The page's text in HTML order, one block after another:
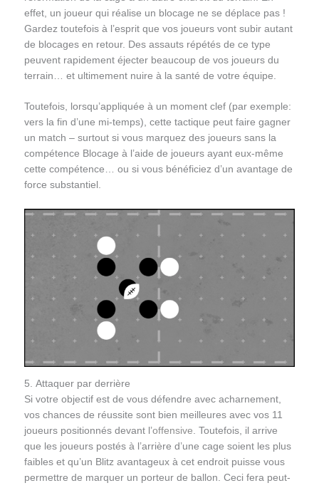
effet, un joueur qui réalise un blocage ne se déplace pas !
Gardez toutefois à l’esprit que vos joueurs vont subir autant
de blocages en retour. Des assauts répétés de ce type
peuvent rapidement éjecter beaucoup de vos joueurs du
terrain… et ultimement nuire à la santé de votre équipe.
Toutefois, lorsqu’appliquée à un moment clef (par exemple:
vers la fin d’une mi-temps), cette tactique peut faire gagner
un match – surtout si vous marquez des joueurs sans la
compétence Blocage à l’aide de joueurs ayant eux-même
cette compétence… ou si vous bénéficiez d’un avantage de
force substantiel.
5. Attaquer par derrière
Si votre objectif est de vous défendre avec acharnement,
vos chances de réussite sont bien meilleures avec vos 11
joueurs positionnés devant l’offensive. Toutefois, il arrive
que les joueurs postés à l’arrière d’une cage soient les plus
faibles et qu’un Blitz avantageux à cet endroit puisse vous
permettre de marquer un porteur de ballon. Ceci fera peut-